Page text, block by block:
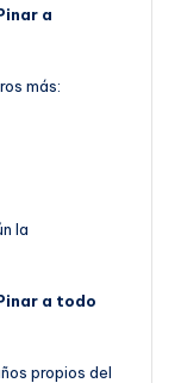
a
más:
la
a todo
propios del